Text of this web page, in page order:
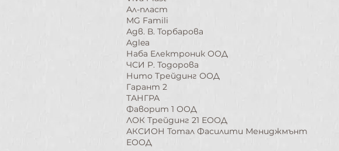
Ал-пласт
MG Famili​
​Адв. В. Торбарова
Aglea
Наба Електроник ООД
ЧСИ Р. Тодорова
Нито Трейдинг ООД
Гарант 2
ТАНГРА
Фаворит 1 ООД
ЛОК Трейдинг 21 ЕООД​
АКСИОН Тотал Фасилити Мениджмънт
ЕООД